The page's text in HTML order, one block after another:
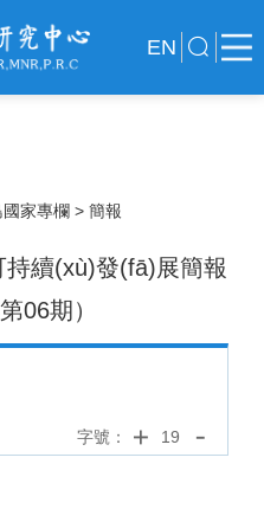
EN
家專欄 > 簡報
續(xù)發(fā)展簡報
06期）
字號： 19